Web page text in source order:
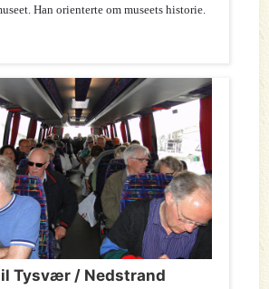
Han orienterte om museets historie.
Tysvær / Nedstrand